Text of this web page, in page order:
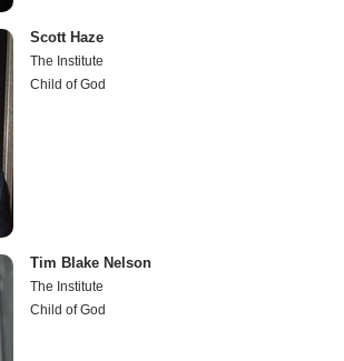
Scott Haze
The Institute
Child of God
Tim Blake Nelson
The Institute
Child of God